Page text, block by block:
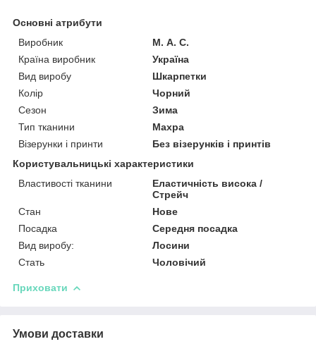
Основні атрибути
Виробник
М. А. С.
Країна виробник
Україна
Вид виробу
Шкарпетки
Колір
Чорний
Сезон
Зима
Тип тканини
Махра
Візерунки і принти
Без візерунків і принтів
Користувальницькі характеристики
Властивості тканини
Еластичність висока /
Стрейч
Стан
Нове
Посадка
Середня посадка
Вид виробу:
Лосини
Стать
Чоловічий
Приховати
Умови доставки